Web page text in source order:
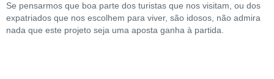
Se pensarmos que boa parte dos turistas que nos visitam, ou dos
expatriados que nos escolhem para viver, são idosos, não admira
nada que este projeto seja uma aposta ganha à partida.